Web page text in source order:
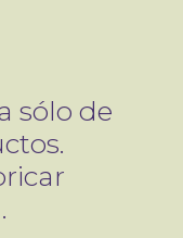
sólo de